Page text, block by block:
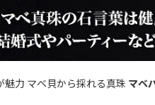
力 マベ貝から採れる真珠 マベ